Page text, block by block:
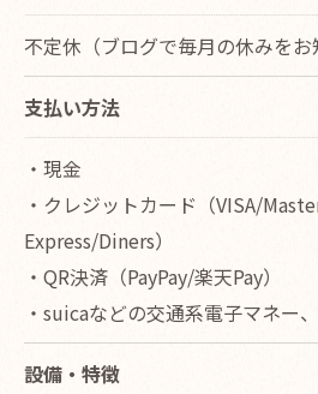
不定休（ブログで毎月の休みをお
支払い方法
・現金
・クレジットカード（VISA/
Express/Diners）
・QR決済（PayPay/楽天Pay）
・suicaなどの交通系電子マネー
設備・特徴